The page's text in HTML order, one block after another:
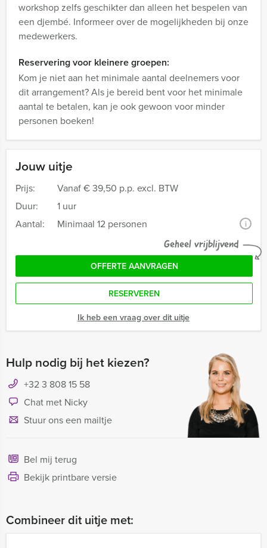
Jouw uitje
Prijs: Vanaf€ 39,50 p.p. excl. BTW
Duur:
1 uur
Aantal:
Minimaal 12 personen i
Geheel vrijblijvend
OFFERTE AANVRAGEN
RESERVEREN
Ik heb een vraag over dit uitje
Hulp nodig bij het kiezen?
+32 3 808 15 58
Chat met Nicky
Stuur ons een mailtje
Bel mij terug
Bekijk printbare versie
workshop zelfs geschikter dan alleen het bespelen van
een djembé. Informeer over de mogelijkheden bij onze
medewerkers.
Reservering voor kleinere groepen:
Kom je niet aan het minimale aantal deelnemers voor
dit arrangement? Als je bereid bent voor het minimale
aantal te betalen, kan je ook gewoon voor minder
personen boeken!
Combineer dit uitje met: